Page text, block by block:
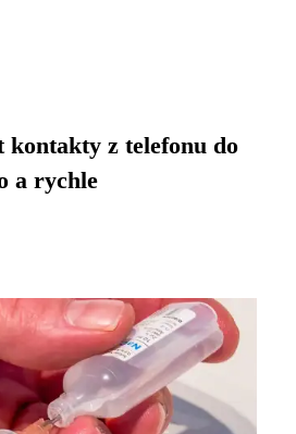
kontakty z telefonu do
a rychle